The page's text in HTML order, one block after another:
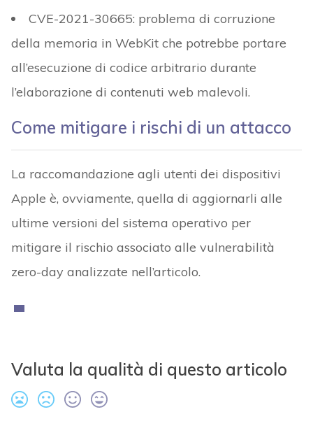
CVE-2021-30665: problema di corruzione
della memoria in WebKit che potrebbe portare
all’esecuzione di codice arbitrario durante
l’elaborazione di contenuti web malevoli.
Come mitigare i rischi di un attacco
La raccomandazione agli utenti dei dispositivi
Apple è, ovviamente, quella di aggiornarli alle
ultime versioni del sistema operativo per
mitigare il rischio associato alle vulnerabilità
zero-day analizzate nell’articolo.
Valuta la qualità di questo articolo